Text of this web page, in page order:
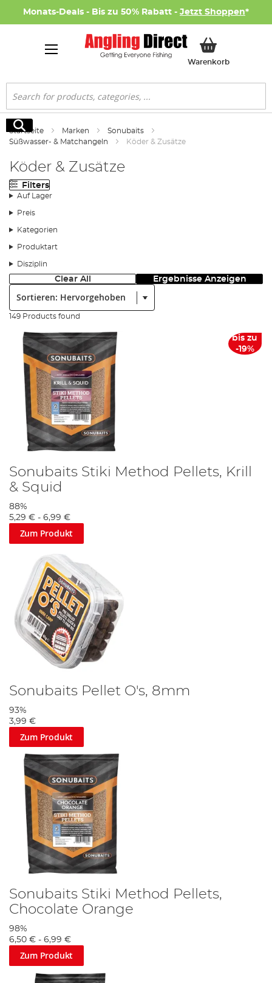
Monats-Deals - Bis zu 50% Rabatt - Jetzt Shoppen*
WarenkorbMein
Suche
Suche
Startseite Marken
Sonubaits
Süßwasser- & Matchangeln
Köder & Zusätze
Köder & Zusätze
Filters
Auf Lager
Preis
Kategorien
Produktart
Disziplin
Clear All Ergebnisse Anzeigen
149 Products found
bis zu
-19%
Sonubaits Stiki Method Pellets, Krill
& Squid
88%
5,29 € - 6,99 €
Zum Produkt
Sonubaits Pellet O's, 8mm
93%
3,99 €
Zum Produkt
Sonubaits Stiki Method Pellets,
Chocolate Orange
98%
6,50 € - 6,99 €
Zum Produkt